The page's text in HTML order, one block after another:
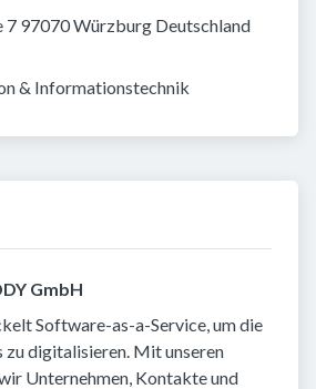
7 97070 Würzburg Deutschland
& Informationstechnik
GmbH
Software-as-a-Service, um die
zu digitalisieren. Mit unseren
Unternehmen, Kontakte und